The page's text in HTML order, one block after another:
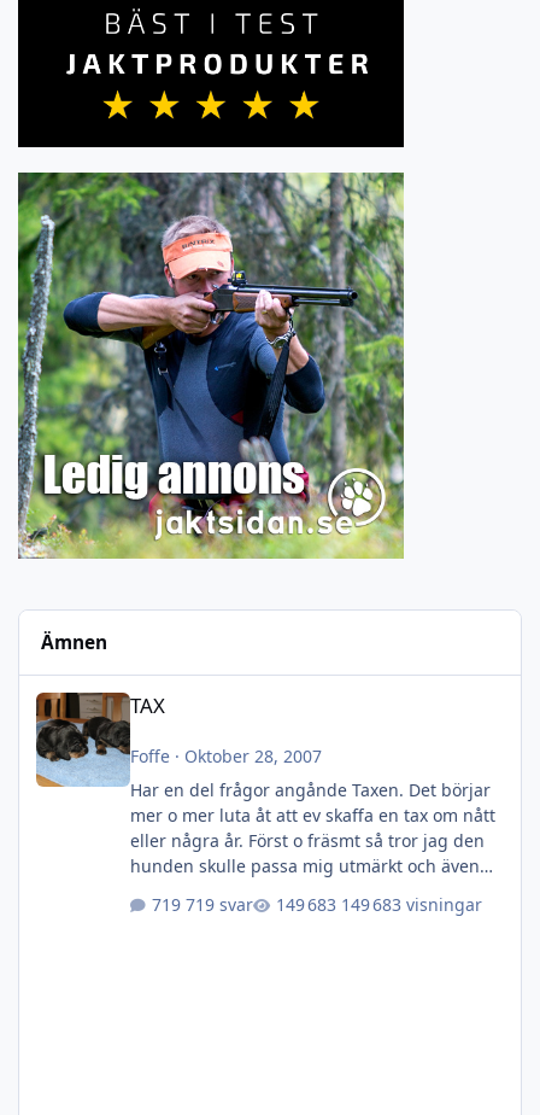
Ämnen
TAX
TAX
Foffe· Oktober 28, 2007
Har en del frågor angånde Taxen. Det börjar
mer o mer luta åt att ev skaffa en tax om nått
eller några år. Först o fräsmt så tror jag den
hunden skulle passa mig utmärkt och även
är även öppen för övriga diskutioner om
719 svar 149 683 visningar